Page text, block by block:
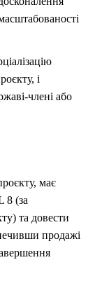
і
члені або
має
8 (за
та довести
продажі